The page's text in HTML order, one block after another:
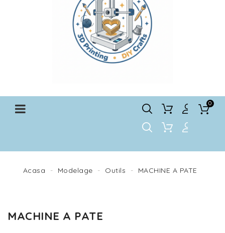
0
Acasa Modelage Outils MACHINE A PATE
MACHINE A PATE